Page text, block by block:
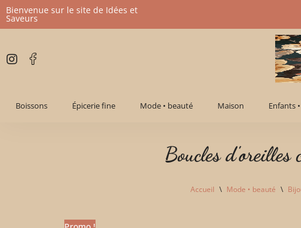
Aller
contenu
Bienvenue sur le site de Idées et
Saveurs
Boissons Épicerie fine Mode • beauté Maison Enfants
Boucles
Accueil \ Mode • beauté \